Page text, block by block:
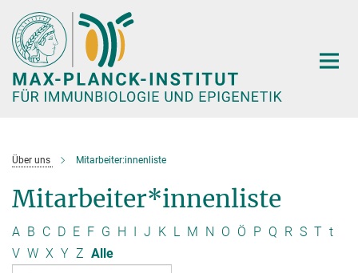
Hauptinhalt
Über uns Mitarbeiter:innenliste
Mitarbeiter*innenliste
A B C D E F G H I J K L M N O Ö P Q R S T t
V W X Y Z Alle